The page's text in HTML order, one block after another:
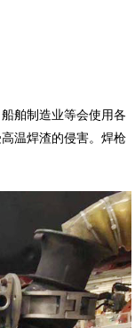
舶制造业等会使用各
温焊渣的侵害。焊枪